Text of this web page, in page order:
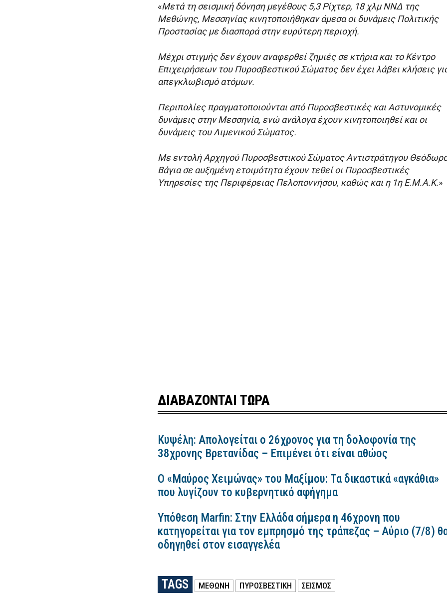
«Μετά τη σεισμική δόνηση μεγέθους 5,3 Ρίχτερ, 18 χλμ ΝΝΔ της
Μεθώνης, Μεσσηνίας κινητοποιήθηκαν άμεσα οι δυνάμεις Πολιτικής
Προστασίας με διασπορά στην ευρύτερη περιοχή.
Μέχρι στιγμής δεν έχουν αναφερθεί ζημιές σε κτήρια και το Κέντρο
Επιχειρήσεων του Πυροσβεστικού Σώματος δεν έχει λάβει κλήσεις
απεγκλωβισμό ατόμων.
Περιπολίες πραγματοποιούνται από Πυροσβεστικές και Αστυνομικές
δυνάμεις στην Μεσσηνία, ενώ ανάλογα έχουν κινητοποιηθεί και οι
δυνάμεις του Λιμενικού Σώματος.
Με εντολή Αρχηγού Πυροσβεστικού Σώματος Αντιστράτηγου
Βάγια σε αυξημένη ετοιμότητα έχουν τεθεί οι Πυροσβεστικές
Υπηρεσίες της Περιφέρειας Πελοποννήσου, καθώς και η 1η Ε.Μ.Α.Κ.»
ΔΙΑΒΑΖΟΝΤΑΙ ΤΩΡΑ
Κυψέλη: Απολογείται ο 26χρονος για τη δολοφονία της
38χρονης Βρετανίδας – Επιμένει ότι είναι αθώος
Ο «Μαύρος Χειμώνας» του Μαξίμου: Τα δικαστικά «αγκάθια»
που λυγίζουν το κυβερνητικό αφήγημα
Υπόθεση Marfin: Στην Ελλάδα σήμερα η 46χρονη που
κατηγορείται για τον εμπρησμό της τράπεζας – Αύριο (7/8)
οδηγηθεί στον εισαγγελέα
TAGS ΜΕΘΏΝΗ ΠΥΡΟΣΒΕΣΤΙΚΗ ΣΕΙΣΜΟΣ